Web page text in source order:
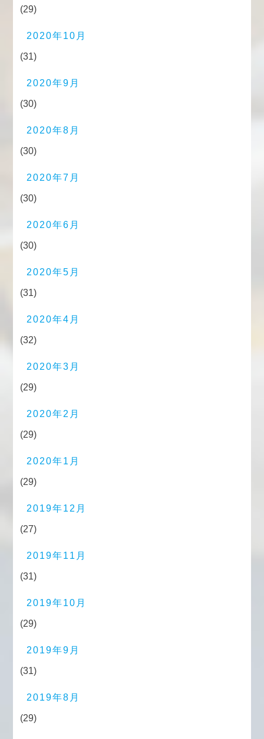
(29)
2020年10月
(31)
2020年9月
(30)
2020年8月
(30)
2020年7月
(30)
2020年6月
(30)
2020年5月
(31)
2020年4月
(32)
2020年3月
(29)
2020年2月
(29)
2020年1月
(29)
2019年12月
(27)
2019年11月
(31)
2019年10月
(29)
2019年9月
(31)
2019年8月
(29)